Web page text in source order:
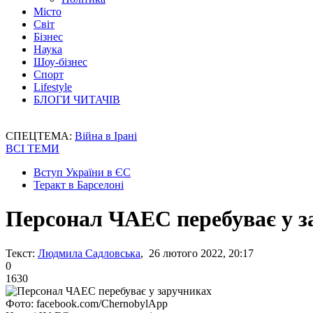
Місто
Світ
Бізнес
Наука
Шоу-бізнес
Спорт
Lifestyle
БЛОГИ ЧИТАЧІВ
СПЕЦТЕМА: Війна в Ірані
ВСІ ТЕМИ
Вступ України в ЄС
Теракт в Барселоні
Персонал ЧАЕС перебуває у
Текст: Людмила Садловська, 26 лютого 2022, 20:17
0
1630
Фото: facebook.com/ChernobylApp